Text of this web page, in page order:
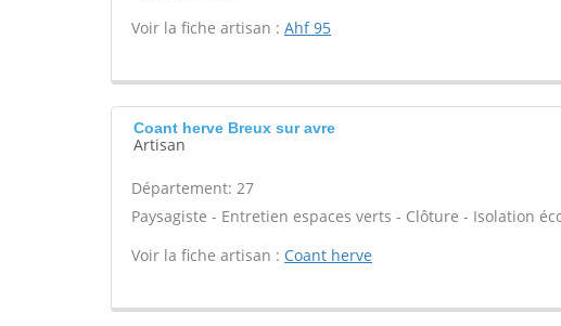
Voir la fiche artisan : Ahf 95
Coant herve Breux sur avre
Artisan
Département: 27
Paysagiste - Entretien espaces verts - Clôture - Isolation
Voir la fiche artisan : Coant herve